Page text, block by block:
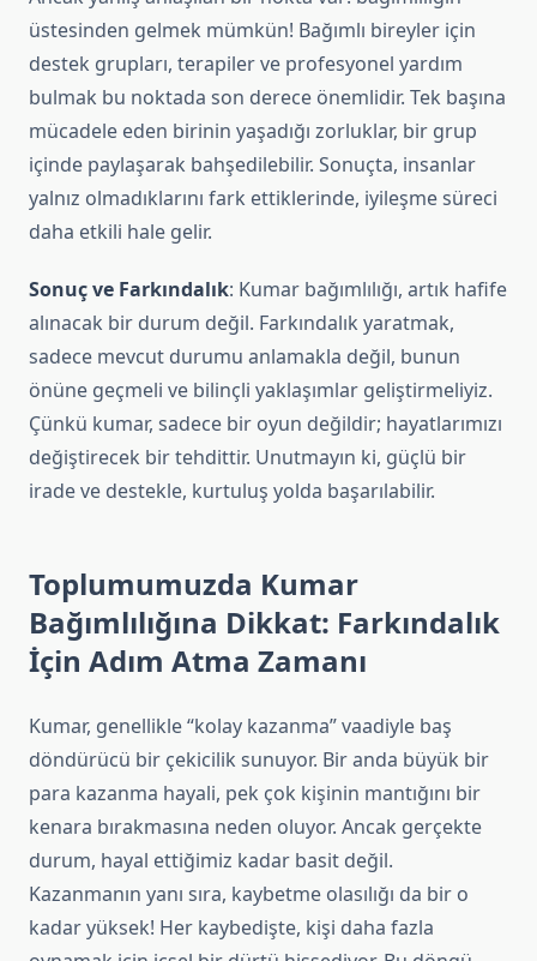
üstesinden gelmek mümkün! Bağımlı bireyler için
destek grupları, terapiler ve profesyonel yardım
bulmak bu noktada son derece önemlidir. Tek başına
mücadele eden birinin yaşadığı zorluklar, bir grup
içinde paylaşarak bahşedilebilir. Sonuçta, insanlar
yalnız olmadıklarını fark ettiklerinde, iyileşme süreci
daha etkili hale gelir.
Sonuç ve Farkındalık: Kumar bağımlılığı, artık hafife
alınacak bir durum değil. Farkındalık yaratmak,
sadece mevcut durumu anlamakla değil, bunun
önüne geçmeli ve bilinçli yaklaşımlar geliştirmeliyiz.
Çünkü kumar, sadece bir oyun değildir; hayatlarımızı
değiştirecek bir tehdittir. Unutmayın ki, güçlü bir
irade ve destekle, kurtuluş yolda başarılabilir.
Toplumumuzda Kumar
Bağımlılığına Dikkat: Farkındalık
İçin Adım Atma Zamanı
Kumar, genellikle “kolay kazanma” vaadiyle baş
döndürücü bir çekicilik sunuyor. Bir anda büyük bir
para kazanma hayali, pek çok kişinin mantığını bir
kenara bırakmasına neden oluyor. Ancak gerçekte
durum, hayal ettiğimiz kadar basit değil.
Kazanmanın yanı sıra, kaybetme olasılığı da bir o
kadar yüksek! Her kaybedişte, kişi daha fazla